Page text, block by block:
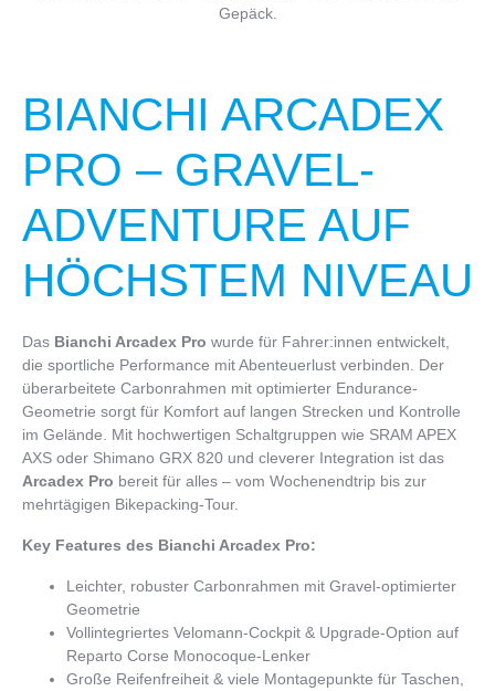
Gepäck.
BIANCHI ARCADEX
PRO – GRAVEL-
ADVENTURE AUF
HÖCHSTEM NIVEAU
Das Bianchi Arcadex Pro wurde für Fahrer:innen entwickelt,
die sportliche Performance mit Abenteuerlust verbinden. Der
überarbeitete Carbonrahmen mit optimierter Endurance-
Geometrie sorgt für Komfort auf langen Strecken und Kontrolle
im Gelände. Mit hochwertigen Schaltgruppen wie SRAM APEX
AXS oder Shimano GRX 820 und cleverer Integration ist das
Arcadex Pro bereit für alles – vom Wochenendtrip bis zur
mehrtägigen Bikepacking-Tour.
Key Features des Bianchi Arcadex Pro:
Leichter, robuster Carbonrahmen mit Gravel-optimierter
Geometrie
Vollintegriertes Velomann-Cockpit & Upgrade-Option auf
Reparto Corse Monocoque-Lenker
Große Reifenfreiheit & viele Montagepunkte für Taschen,